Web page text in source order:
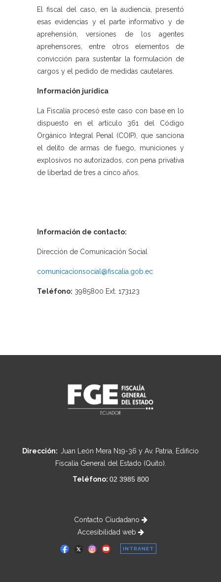
El fiscal del caso, en la audiencia, presentó
esas evidencias y el parte informativo y de
aprehensión, versiones de los agentes
aprehensores, entre otros elementos de
convicción para sustentar la formulación de
cargos y el pedido de medidas cautelares.
Información jurídica
La Fiscalía procesó este caso con base en lo
dispuesto en el artículo 361 del Código
Orgánico Integral Penal (COIP), que sanciona
el delito de armas de fuego, municiones y
explosivos no autorizados, con pena privativa
de libertad de tres a cinco años.
Información de contacto:
Dirección de Comunicación Social
comunicacionsocial@fiscalia.gob.ec
Teléfono: 3985800 Ext. 173123
Dirección: Juan León Mera N19-36 y Av. Patria, Edificio
Fiscalía General del Estado (Quito).
Teléfono: 02 3985 800
Contacto Ciudadano
Accesibilidad web
INTRANET